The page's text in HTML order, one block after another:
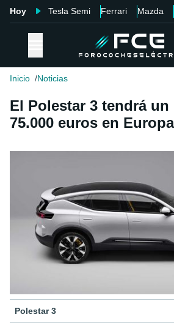
Hoy Tesla Semi Ferrari Mazda
Inicio Noticias
El Polestar 3 tendrá
75.000 euros en Europa
Polestar 3